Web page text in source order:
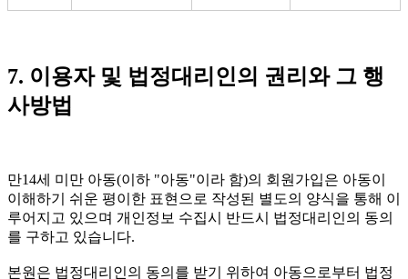
7. 이용자 및 법정대리인의 권리와 그 행
사방법
만14세 미만 아동(이하 "아동"이라 함)의 회원가입은 아동이
이해하기 쉬운 평이한 표현으로 작성된 별도의 양식을 통해 이
루어지고 있으며 개인정보 수집시 반드시 법정대리인의 동의
를 구하고 있습니다.
본원은 법정대리인의 동의를 받기 위하여 아동으로부터 법정